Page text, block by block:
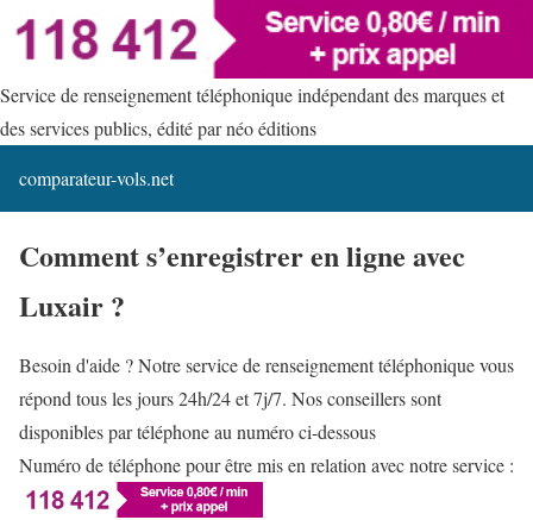
Service de renseignement téléphonique indépendant des marques et
des services publics, édité par néo éditions
comparateur-vols.net
Comment s’enregistrer en ligne avec
Luxair ?
Besoin d'aide ? Notre service de renseignement téléphonique vous
répond tous les jours 24h/24 et 7j/7. Nos conseillers sont
disponibles par téléphone au numéro ci-dessous
Numéro de téléphone pour être mis en relation avec notre service :